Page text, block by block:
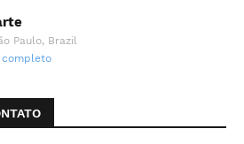
Paulo, Brazil